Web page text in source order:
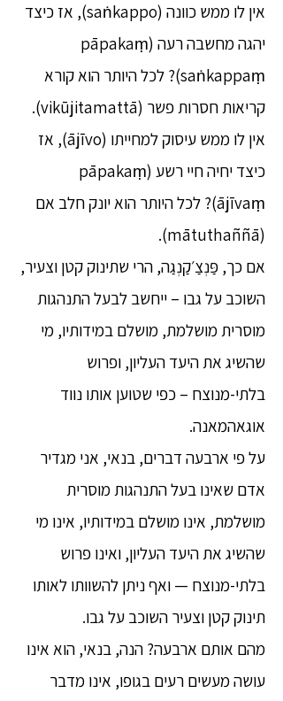
אין לו ממש כוונה (saṅkappo), אז כיצד
יהגה מחשבה רעה (pāpakaṃ
saṅkappaṃ)? לכל היותר הוא קורא
קריאות חסרות פשר (vikūjitamattā).
אין לו ממש עיסוק למחייתו (ājīvo), אז
כיצד יחיה חיי רשע (pāpakaṃ
ājīvaṃ)? לכל היותר הוא יונק חלב אם
(mātuthaññā).
אם כך, פַּנְצַ׳קַנְגַה, הרי שתינוק קטן וצעיר,
השוכב על גבו – ייחשב לבעל התנהגות
מוסרית מושלמת, מושלם במידותיו, מי
שהשיג את היעד העליון, ופרוש
בלתי-מנוצח – כפי שטוען אותו נווד
אוגאהמאנה.
על פי ארבעה דברים, בנאי, אני מגדיר
אדם שאינו בעל התנהגות מוסרית
מושלמת, אינו מושלם במידותיו, אינו מי
שהשיג את היעד העליון, ואינו פרוש
בלתי-מנוצח — ואף ניתן להשוותו לאותו
תינוק קטן וצעיר השוכב על גבו.
מהם אותם ארבעה? הנה, בנאי, הוא אינו
עושה מעשים רעים בגופו, אינו מדבר